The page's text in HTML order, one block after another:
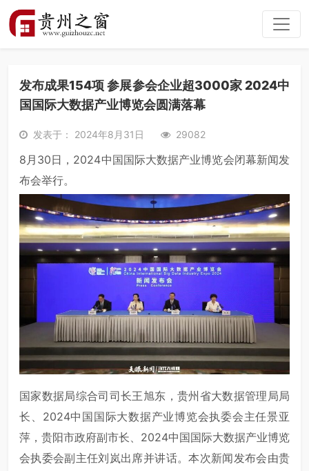
发布成果154项 参展参会企业超3000家 2024中
国国际大数据产业博览会圆满落幕
发表于： 2024年8月31日 29082
8月30日，2024中国国际大数据产业博览会闭幕新闻发
布会举行。
国家数据局综合司司长王旭东，贵州省大数据管理局局
长、2024中国国际大数据产业博览会执委会主任景亚
萍，贵阳市政府副市长、2024中国国际大数据产业博览
会执委会副主任刘岚出席并讲话。本次新闻发布会由贵